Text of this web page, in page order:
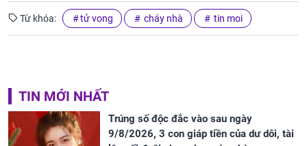
Từ khóa: tử vong cháy nhà tin moi
TIN MỚI NHẤT
Trúng số độc đắc vào sau ngày
9/8/2026, 3 con giáp tiền của dư dôi, tài